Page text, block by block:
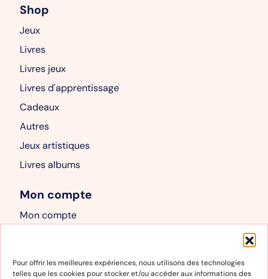
Pour offrir les meilleures expériences, nous utilisons des technologies
telles que les cookies pour stocker et/ou accéder aux informations des
Shop
Jeux
Livres
Livres jeux
Livres d'apprentissage
Cadeaux
Autres
Jeux artistiques
Livres albums
Mon compte
Mon compte
Informations